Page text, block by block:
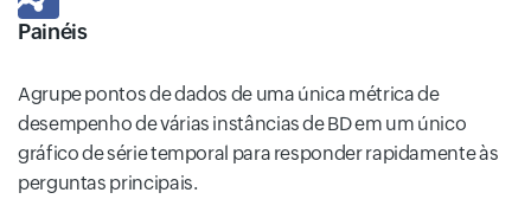
Painéis
Agrupe pontos de dados de uma única métrica de
desempenho de várias instâncias de BD em um único
gráfico de série temporal para responder rapidamente às
perguntas principais.